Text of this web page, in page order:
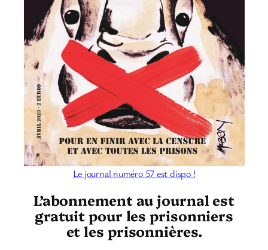
Le journal numéro 57 est dispo !
L’abonnement au journal est
gratuit pour les prisonniers
et les prisonnières.